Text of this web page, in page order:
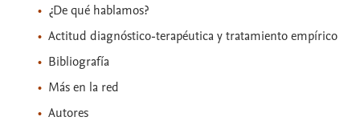
¿De qué hablamos?
Actitud diagnóstico-terapéutica y tratamiento empírico
Bibliografía
Más en la red
Autores